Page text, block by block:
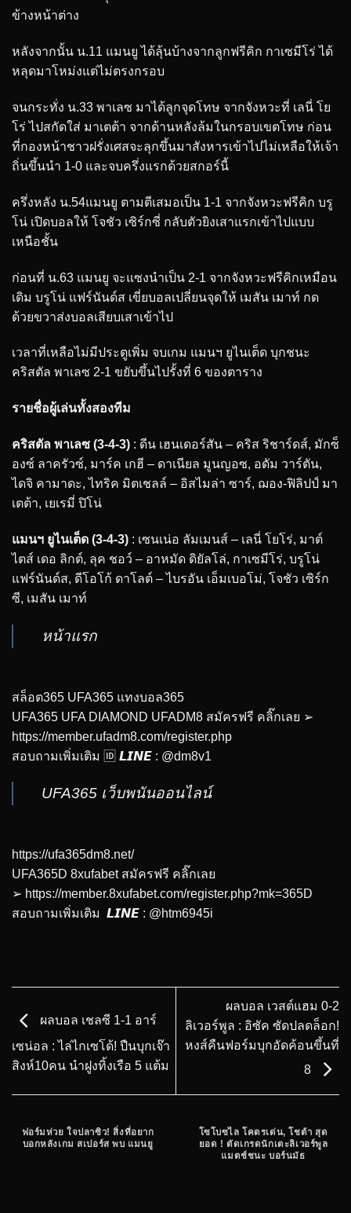
ข้างหน้าต่าง
หลังจากนั้น น.11 แมนยู ได้ลุ้นบ้างจากลูกฟรีคิก กาเซมีโร่ ได้
หลุดมาโหม่งแต่ไม่ตรงกรอบ
จนกระทั่ง น.33 พาเลซ มาได้ลูกจุดโทษ จากจังหวะที่ เลนี่ โย
โร่ ไปสกัดใส่ มาเตต้า จากด้านหลังล้มในกรอบเขตโทษ ก่อน
ที่กองหน้าชาวฝรั่งเศสจะลุกขึ้นมาสังหารเข้าไปไม่เหลือให้เจ้า
ถิ่นขึ้นนำ 1-0 และจบครึ่งแรกด้วยสกอร์นี้
ครึ่งหลัง น.54แมนยู ตามตีเสมอเป็น 1-1 จากจังหวะฟรีคิก บรู
โน่ เปิดบอลให้ โจชัว เซิร์กซี่ กลับตัวยิงเสาแรกเข้าไปแบบ
เหนือชั้น
ก่อนที่ น.63 แมนยู จะแซงนำเป็น 2-1 จากจังหวะฟรีคิกเหมือน
เดิม บรูโน่ แฟร์นันด์ส เขี่ยบอลเปลี่ยนจุดให้ เมสัน เมาท์ กด
ด้วยขวาส่งบอลเสียบเสาเข้าไป
เวลาที่เหลือไม่มีประตูเพิ่ม จบเกม แมนฯ ยูไนเต็ด บุกชนะ
คริสตัล พาเลซ 2-1 ขยับขึ้นไปรั้งที่ 6 ของตาราง
รายชื่อผู้เล่นทั้งสองทีม
คริสตัล พาเลซ (3-4-3) : ดีน เฮนเดอร์สัน – คริส ริชาร์ดส์, มักซ็
องซ์ ลาครัวซ์, มาร์ค เกฮี – ดาเนียล มูนญอซ, อดัม วาร์ตัน,
ไดจิ คามาดะ, ไทริค มิตเชลล์ – อิสไมล่า ซาร์, ฌอง-ฟิลิปป์ มา
เตต้า, เยเรมี่ ปิโน่
แมนฯ ยูไนเต็ด (3-4-3) : เซนเน่อ ลัมเมนส์ – เลนี่ โยโร่, มาต์
ไตส์ เดอ ลิกต์, ลุค ชอว์ – อาหมัด ดิยัลโล่, กาเซมีโร่, บรูโน่
แฟร์นันด์ส, ดีโอโก้ ดาโลต์ – ไบรอัน เอ็มเบอโม่, โจชัว เซิร์ก
ซี, เมสัน เมาท์
หน้าแรก
สล็อต365 UFA365 แทงบอล365
UFA365 UFA DIAMOND UFADM8 สมัครฟรี คลิ๊กเลย ➢
https://member.ufadm8.com/register.php
สอบถามเพิ่มเติม 🆔 𝙇𝙄𝙉𝙀 : @dm8v1
UFA365 เว็บพนันออนไลน์
https://ufa365dm8.net/
UFA365D 8xufabet สมัครฟรี คลิ๊กเลย
➢ https://member.8xufabet.com/register.php?mk=365D
สอบถามเพิ่มเติม 𝙇𝙄𝙉𝙀 : @htm6945i
ผลบอล เชลซี 1-1 อาร์
เซน่อล : ไล่ไกเซโด้! ปืนบุกเจ๊า
สิงห์10คน นำฝูงทิ้งเรือ 5 แต้ม
ผลบอล เวสต์แฮม 0-2
ลิเวอร์พูล : อิซัค ซัดปลดล็อก!
หงส์คืนฟอร์มบุกอัดค้อนขึ้นที่
8
ฟอร์มห่วย ใจปลาซิว! สิ่งที่อยาก
บอกหลังเกม สเปอร์ส พบ แมนยู
โซโบซไล โคตรเด่น, โชต้า สุด
ยอด ! ตัดเกรดนักเตะลิเวอร์พูล
แมตช์ชนะ บอร์นมัธ